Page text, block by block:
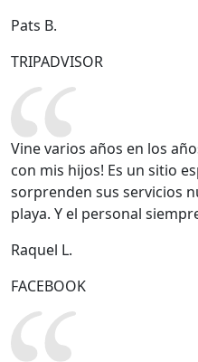
Pats B.
TRIPADVISOR
Vine varios años en los
con mis hijos! Es un sitio
sorprenden sus servicios
playa. Y el personal
Raquel L.
FACEBOOK